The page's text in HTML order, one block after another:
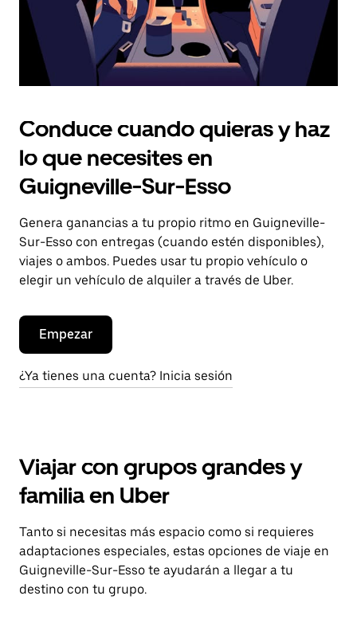
Conduce cuando quieras y haz
lo que necesites en
Guigneville-Sur-Esso
Genera ganancias a tu propio ritmo en Guigneville-
Sur-Esso con entregas (cuando estén disponibles),
viajes o ambos. Puedes usar tu propio vehículo o
elegir un vehículo de alquiler a través de Uber.
Empezar
¿Ya tienes una cuenta? Inicia sesión
Viajar con grupos grandes y
familia en Uber
Tanto si necesitas más espacio como si requieres
adaptaciones especiales, estas opciones de viaje en
Guigneville-Sur-Esso te ayudarán a llegar a tu
destino con tu grupo.